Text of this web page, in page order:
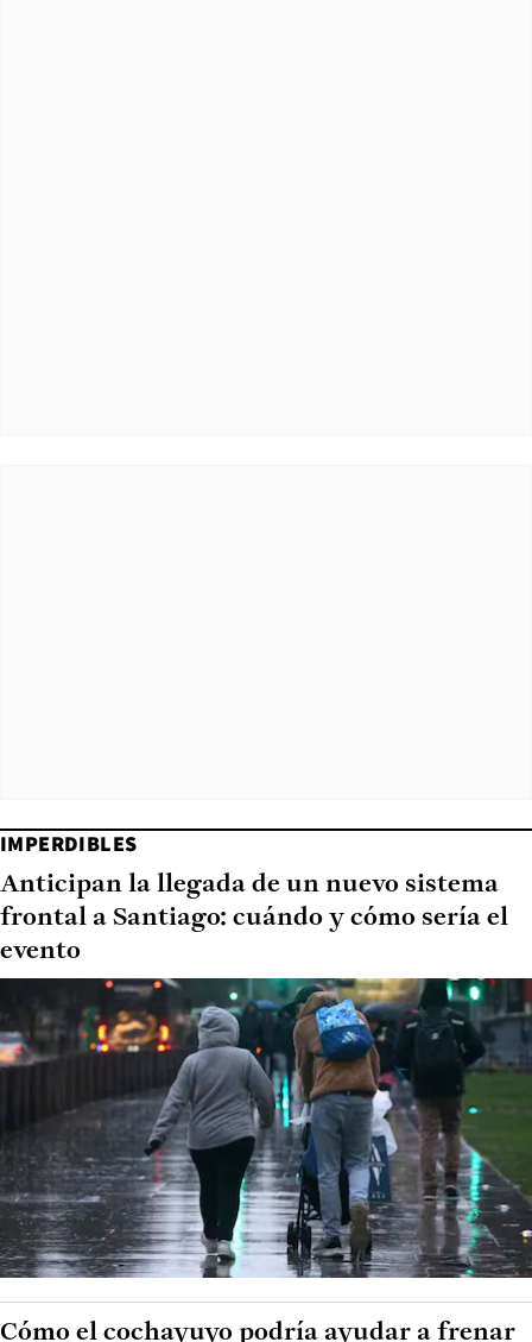
IMPERDIBLES
Anticipan la llegada de un nuevo sistema
frontal a Santiago: cuándo y cómo sería el
evento
Cómo el cochayuyo podría ayudar a frenar